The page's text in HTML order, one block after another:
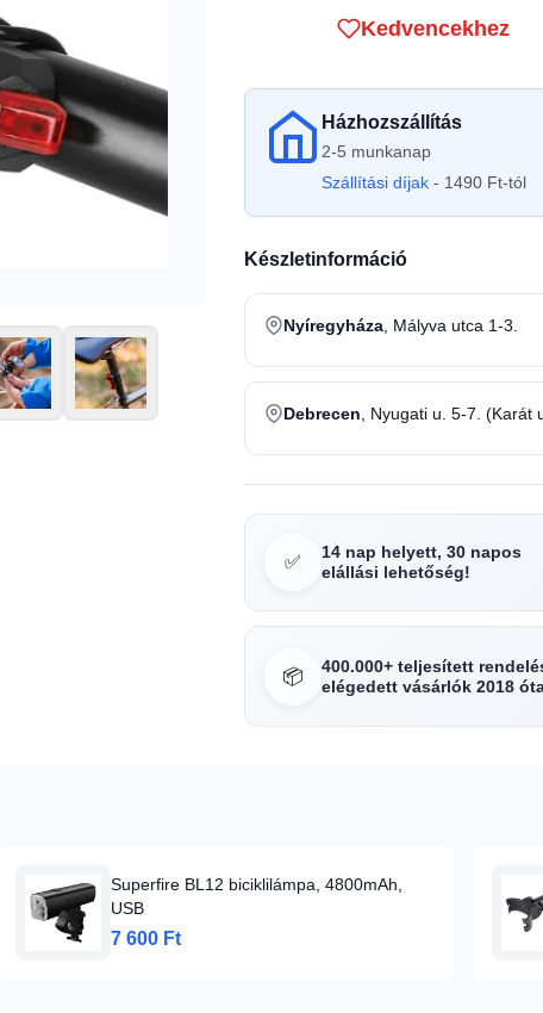
Kedvencekhez
Házhozszállítás
2-5 munkanap
Szállítási díjak - 1490 Ft-tól
Készletinformáció
Nyíregyháza , Mályva utca 1-3.
Debrecen , Nyugati u. 5-7. (Karát
✅
14 nap helyett, 30 napos
elállási lehetőség!
📦
400.000+ teljesített
elégedett vásárlók 2018
Superfire BL12 biciklilámpa, 4800mAh,
USB
7 600 Ft